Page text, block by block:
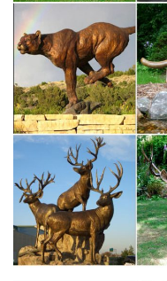
Интернет-магазин Елок
городФигурки символ
пушистый с золотым
Символ года (Собака) –
Купить Символ года
фото, отзывы. Заказ
638-22-35.Статуэтка
"Добра"", 7 см — сувенир
Статуэтка ‘Собачка –
купить…
Чебоксары.